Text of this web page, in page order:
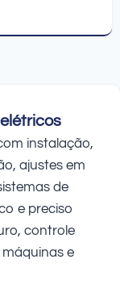
instalação,
ajustes em
de
e preciso
controle
e